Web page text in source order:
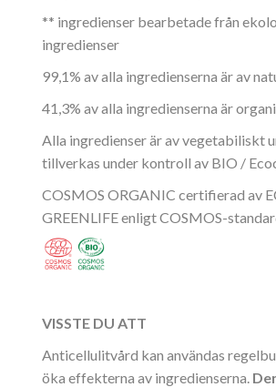
** ingredienser bearbetade från
ingredienser
99,1% av alla ingredienserna är av
41,3% av alla ingredienserna är
Alla ingredienser är av vegetabiliskt
tillverkas under kontroll av BIO /
COSMOS ORGANIC certifierad av
GREENLIFE enligt COSMOS-
VISSTE DU ATT
Anticellulitvård kan användas
öka effekterna av ingredienserna.